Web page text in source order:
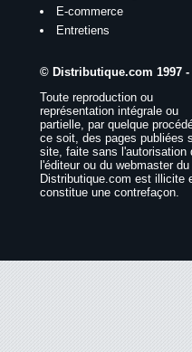
E-commerce
Entretiens
© Distributique.com 1997 -
Toute reproduction ou
représentation intégrale ou
partielle, par quelque
ce soit, des pages publiées
site, faite sans l'autorisation
l'éditeur ou du webmaster
Distributique.com est illicite
constitue une contrefaçon.